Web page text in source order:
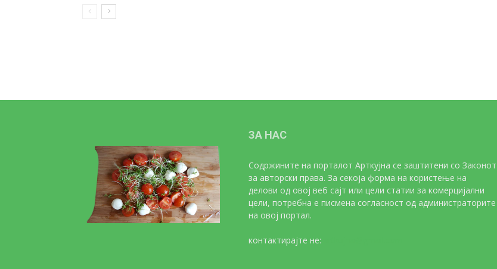
ЗА НАС
Содржините на порталот Арткујна се заштитени со Законот
за авторски права. За секоја форма на користење на
делови од овој веб сајт или цели статии за комерцијални
цели, потребна е писмена согласност од администраторите
на овој портал.
контактирајте не: